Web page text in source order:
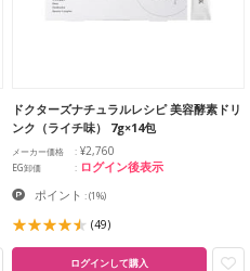
ドクターズナチュラルレシピ 美容酵素ドリ
ンク（ライチ味） 7g×14包
メーカー価格 ¥2,760
EG卸価 ログイン後表示
ポイント :(1%)
(49)
ログインして購入